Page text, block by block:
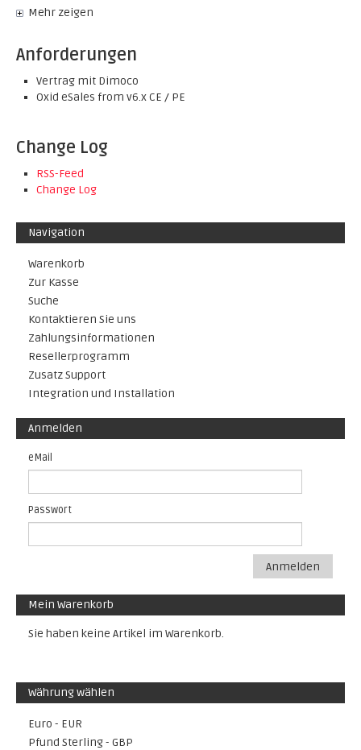
Mehr zeigen
Anforderungen
Vertrag mit Dimoco
Oxid eSales from v6.x CE / PE
Change Log
RSS-Feed
Change Log
Navigation
Warenkorb
Zur Kasse
Suche
Kontaktieren Sie uns
Zahlungsinformationen
Resellerprogramm
Zusatz Support
Integration und Installation
Anmelden
eMail
Passwort
Anmelden
Mein Warenkorb
Sie haben keine Artikel im Warenkorb.
Währung wählen
Euro - EUR
Pfund Sterling - GBP